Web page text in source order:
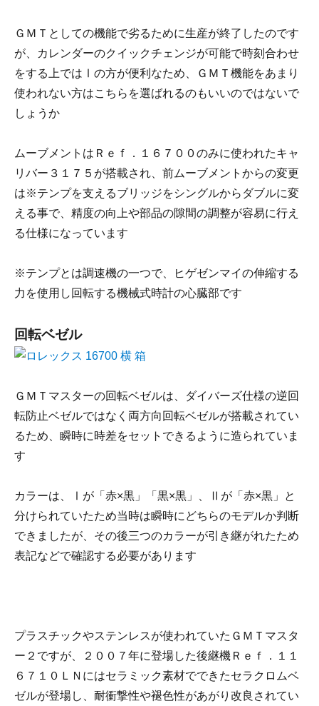
ＧＭＴとしての機能で劣るために生産が終了したのです
が、カレンダーのクイックチェンジが可能で時刻合わせ
をする上ではⅠの方が便利なため、ＧＭＴ機能をあまり
使われない方はこちらを選ばれるのもいいのではないで
しょうか
ムーブメントはＲｅｆ．１６７００のみに使われたキャ
リバー３１７５が搭載され、前ムーブメントからの変更
は※テンプを支えるブリッジをシングルからダブルに変
える事で、精度の向上や部品の隙間の調整が容易に行え
る仕様になっています
※テンプとは調速機の一つで、ヒゲゼンマイの伸縮する
力を使用し回転する機械式時計の心臓部です
回転ベゼル
ＧＭＴマスターの回転ベゼルは、ダイバーズ仕様の逆回
転防止ベゼルではなく両方向回転ベゼルが搭載されてい
るため、瞬時に時差をセットできるように造られていま
す
カラーは、Ⅰが「赤×黒」「黒×黒」、Ⅱが「赤×黒」と
分けられていたため当時は瞬時にどちらのモデルか判断
できましたが、その後三つのカラーが引き継がれたため
表記などで確認する必要があります
プラスチックやステンレスが使われていたＧＭＴマスタ
ー２ですが、２００７年に登場した後継機Ｒｅｆ．１１
６７１０ＬＮにはセラミック素材でできたセラクロムベ
ゼルが登場し、耐衝撃性や褪色性があがり改良されてい